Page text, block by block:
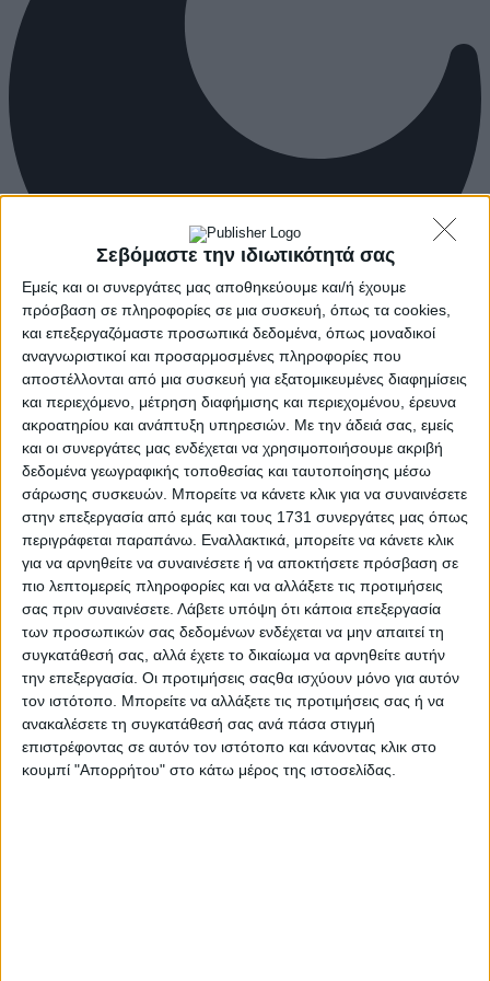
Σεβόμαστε την ιδιωτικότητά σας
Εμείς και οι συνεργάτες μας αποθηκεύουμε και/ή έχουμε
πρόσβαση σε πληροφορίες σε μια συσκευή, όπως τα cookies,
και επεξεργαζόμαστε προσωπικά δεδομένα, όπως μοναδικοί
αναγνωριστικοί και προσαρμοσμένες πληροφορίες που
αποστέλλονται από μια συσκευή για εξατομικευμένες διαφημίσεις
και περιεχόμενο, μέτρηση διαφήμισης και περιεχομένου, έρευνα
ακροατηρίου και ανάπτυξη υπηρεσιών. Με την άδειά σας, εμείς
και οι συνεργάτες μας ενδέχεται να χρησιμοποιήσουμε ακριβή
δεδομένα γεωγραφικής τοποθεσίας και ταυτοποίησης μέσω
σάρωσης συσκευών. Μπορείτε να κάνετε κλικ για να συναινέσετε
στην επεξεργασία από εμάς και τους 1731 συνεργάτες μας όπως
περιγράφεται παραπάνω. Εναλλακτικά, μπορείτε να κάνετε κλικ
για να αρνηθείτε να συναινέσετε ή να αποκτήσετε πρόσβαση σε
πιο λεπτομερείς πληροφορίες και να αλλάξετε τις προτιμήσεις
σας πριν συναινέσετε. Λάβετε υπόψη ότι κάποια επεξεργασία
των προσωπικών σας δεδομένων ενδέχεται να μην απαιτεί τη
συγκατάθεσή σας, αλλά έχετε το δικαίωμα να αρνηθείτε αυτήν
την επεξεργασία. Οι προτιμήσεις σαςθα ισχύουν μόνο για αυτόν
τον ιστότοπο. Μπορείτε να αλλάξετε τις προτιμήσεις σας ή να
ανακαλέσετε τη συγκατάθεσή σας ανά πάσα στιγμή
επιστρέφοντας σε αυτόν τον ιστότοπο και κάνοντας κλικ στο
κουμπί "Απορρήτου" στο κάτω μέρος της ιστοσελίδας.